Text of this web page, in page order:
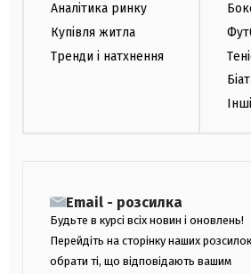
Аналітика ринку
Купівля житла
Тренди і натхнення
Email - розсилка
Будьте в курсі всіх новин і оновлень!
Перейдіть на сторінку наших
обрати ті, що відповідають вашим